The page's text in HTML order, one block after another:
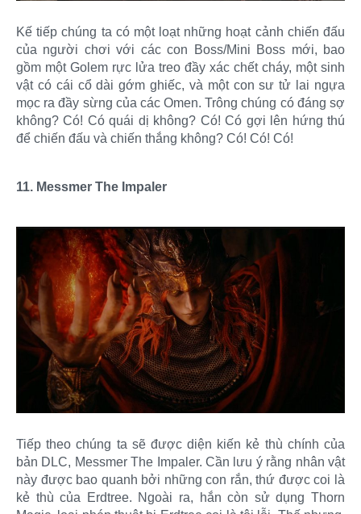
Kế tiếp chúng ta có một loạt những hoạt cảnh chiến đấu
của người chơi với các con Boss/Mini Boss mới, bao
gồm một Golem rực lửa treo đầy xác chết cháy, một sinh
vật có cái cổ dài gớm ghiếc, và một con sư tử lai ngựa
mọc ra đầy sừng của các Omen. Trông chúng có đáng sợ
không? Có! Có quái dị không? Có! Có gợi lên hứng thú
để chiến đấu và chiến thắng không? Có! Có! Có!
11. Messmer The Impaler
Tiếp theo chúng ta sẽ được diện kiến kẻ thù chính của
bản DLC, Messmer The Impaler. Cần lưu ý rằng nhân vật
này được bao quanh bởi những con rắn, thứ được coi là
kẻ thù của Erdtree. Ngoài ra, hắn còn sử dụng Thorn